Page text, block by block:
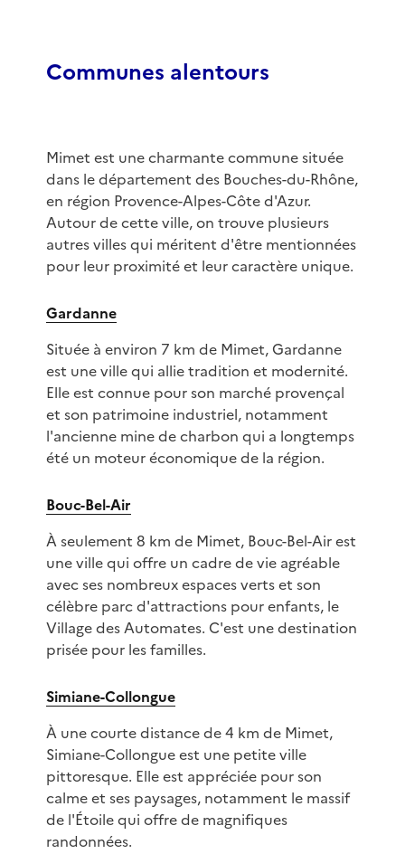
Communes alentours
Mimet est une charmante commune située
dans le département des Bouches-du-Rhône,
en région Provence-Alpes-Côte d'Azur.
Autour de cette ville, on trouve plusieurs
autres villes qui méritent d'être mentionnées
pour leur proximité et leur caractère unique.
Gardanne
Située à environ 7 km de Mimet, Gardanne
est une ville qui allie tradition et modernité.
Elle est connue pour son marché provençal
et son patrimoine industriel, notamment
l'ancienne mine de charbon qui a longtemps
été un moteur économique de la région.
Bouc-Bel-Air
À seulement 8 km de Mimet, Bouc-Bel-Air est
une ville qui offre un cadre de vie agréable
avec ses nombreux espaces verts et son
célèbre parc d'attractions pour enfants, le
Village des Automates. C'est une destination
prisée pour les familles.
Simiane-Collongue
À une courte distance de 4 km de Mimet,
Simiane-Collongue est une petite ville
pittoresque. Elle est appréciée pour son
calme et ses paysages, notamment le massif
de l'Étoile qui offre de magnifiques
randonnées.